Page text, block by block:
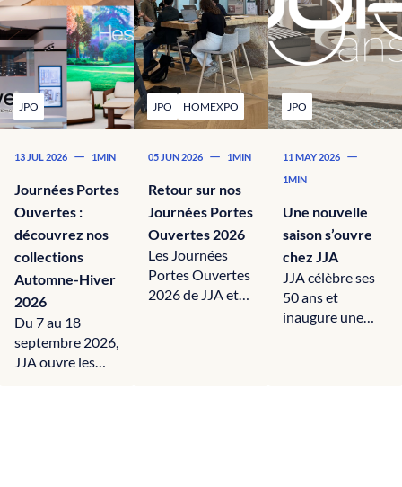
JPO
13 JUL 2026 — 1MIN
Journées Portes
Ouvertes :
découvrez nos
collections
Automne-Hiver
2026
Du 7 au 18
septembre 2026,
JJA ouvre les
JPO HOMEXPO
05 JUN 2026 — 1MIN
Retour sur nos
Journées Portes
Ouvertes 2026
Les Journées
Portes Ouvertes
2026 de JJA et
JPO
11 MAY 2026 —
1MIN
Une nouvelle
saison s’ouvre
chez JJA
JJA célèbre ses
50 ans et
inaugure une